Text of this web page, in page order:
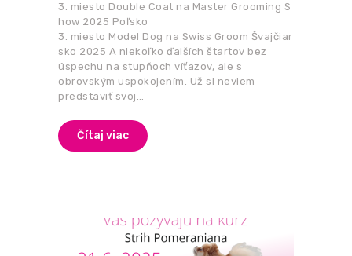
3. miesto Double Coat na Master Grooming S
how 2025 Poľsko
3. miesto Model Dog na Swiss Groom Švajčiar
sko 2025 A niekoľko ďalších štartov bez
úspechu na stupňoch víťazov, ale s
obrovským uspokojením. Už si neviem
predstaviť svoj…
Čítaj viac